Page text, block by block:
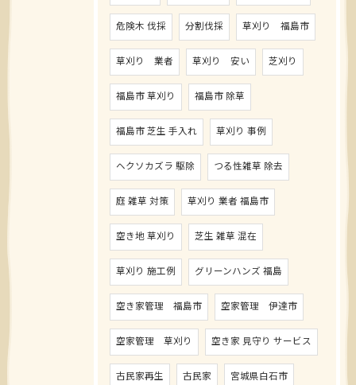
危険木 伐採 分割伐採 草刈り 福島市
草刈り 業者 草刈り 安い 芝刈り
福島市 草刈り 福島市 除草
福島市 芝生 手入れ 草刈り 事例
ヘクソカズラ 駆除 つる性雑草 除去
庭 雑草 対策 草刈り 業者 福島市
空き地 草刈り 芝生 雑草 混在
草刈り 施工例 グリーンハンズ 福島
空き家管理 福島市 空家管理 伊達市
空家管理 草刈り 空き家 見守り サービス
古民家再生 古民家 宮城県白石市